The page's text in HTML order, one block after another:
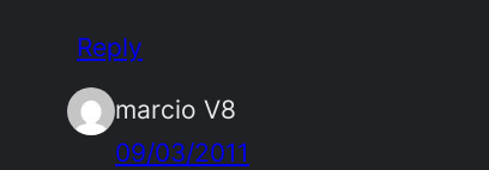
Reply
marcio V8
09/03/2011